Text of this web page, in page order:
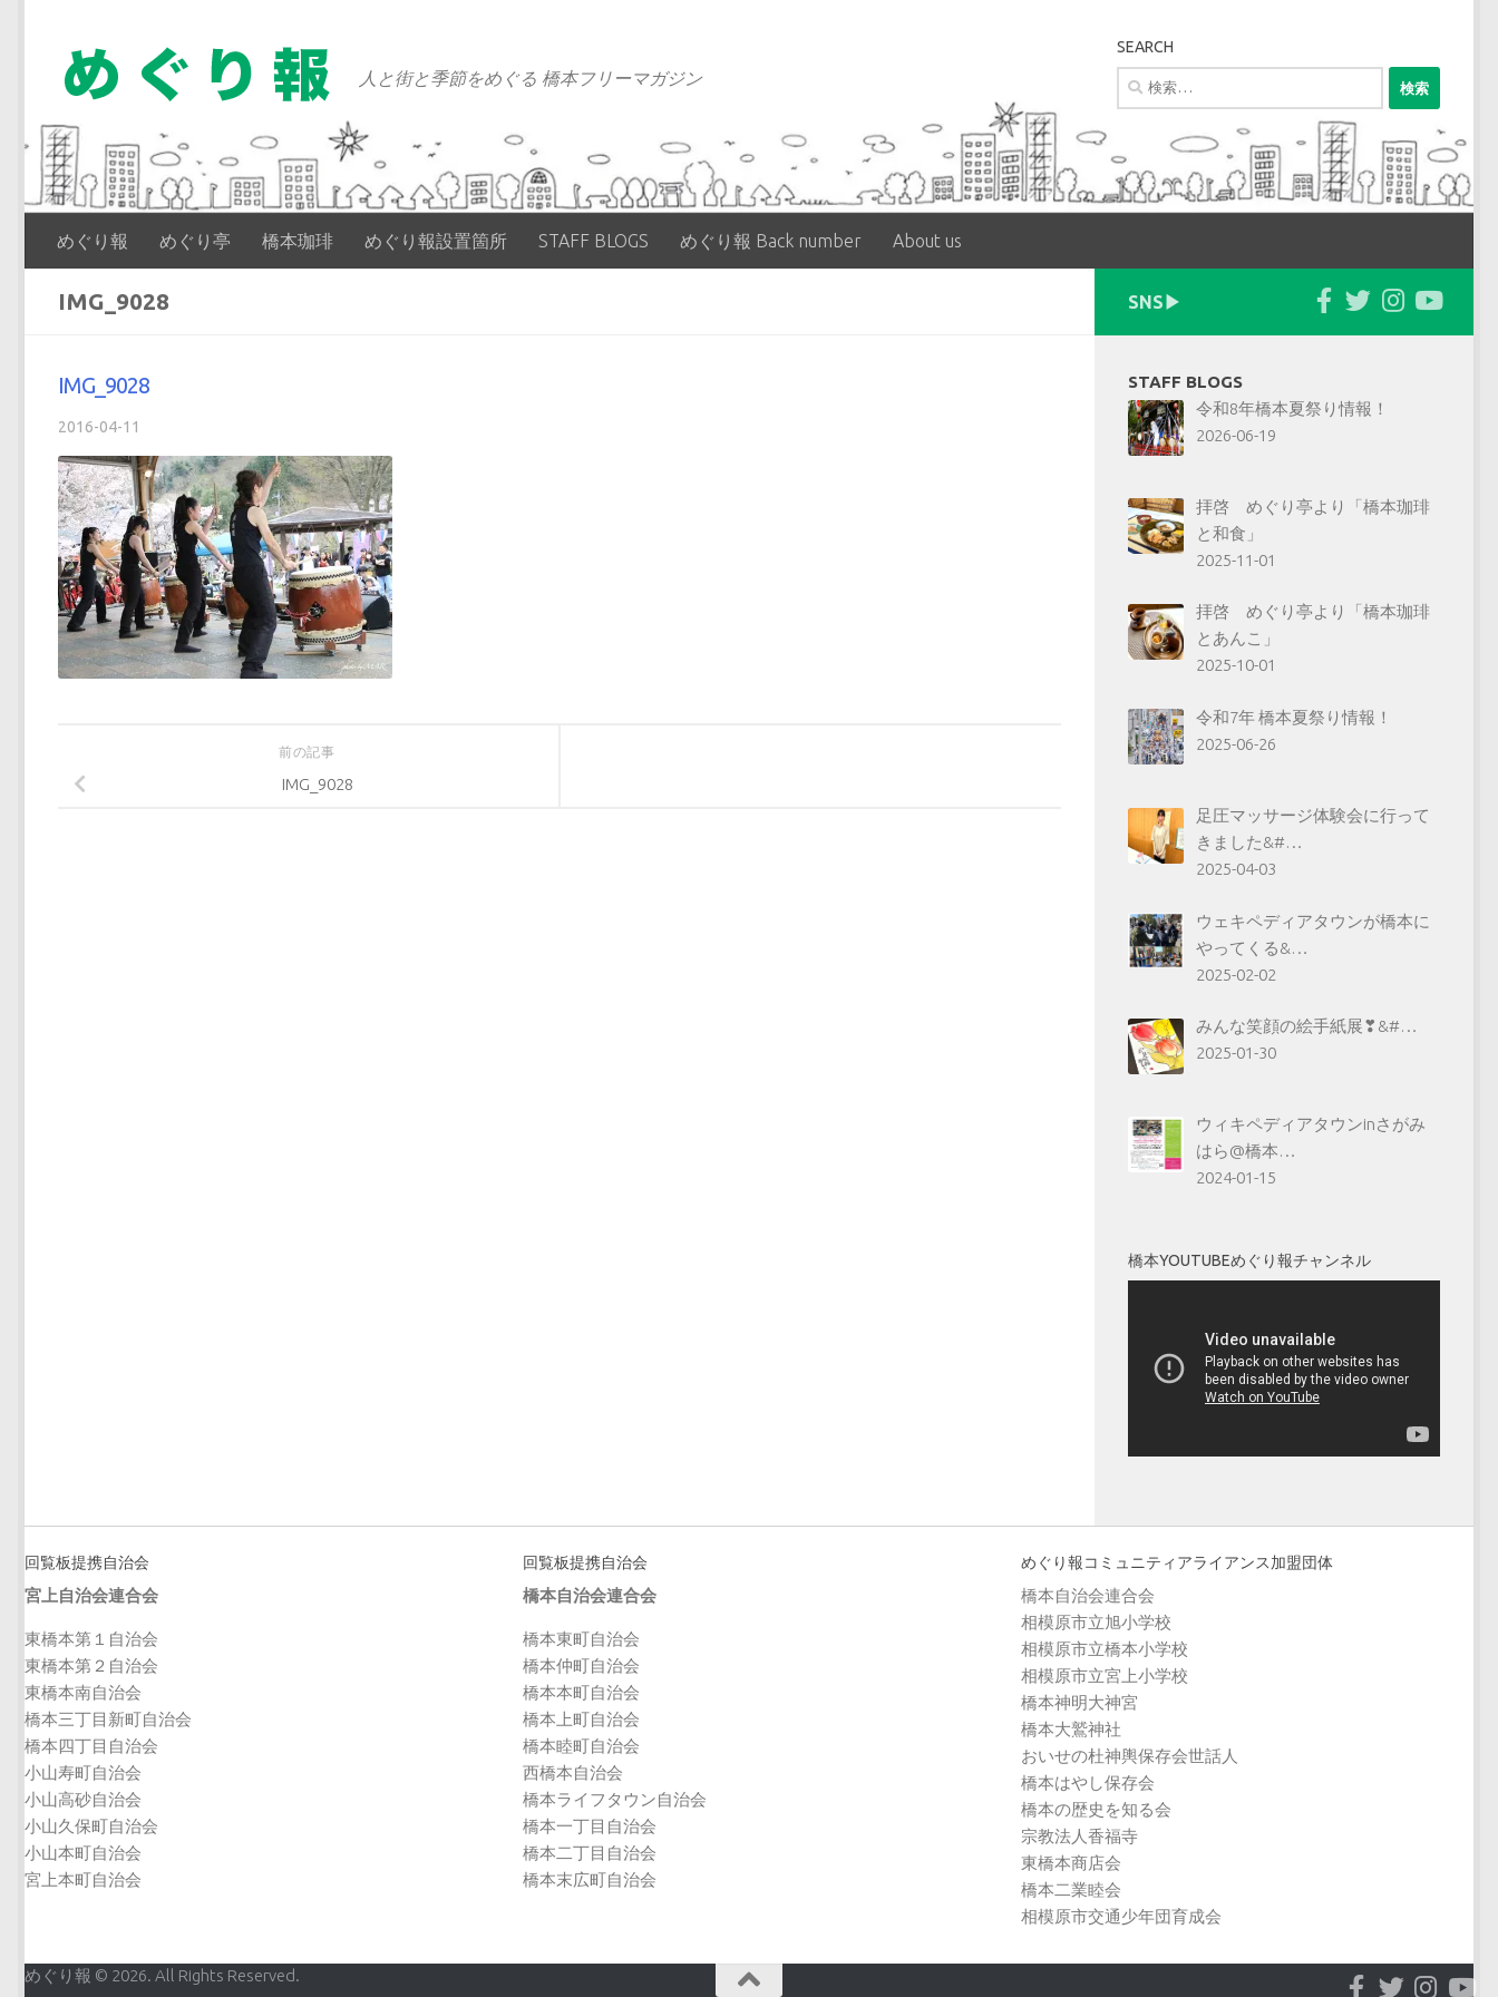
人と街と季節をめぐる 橋本フリーマガジン
SEARCH
検
索:
めぐり報 めぐり亭 橋本珈琲 めぐり報設置箇所 STAFF BLOGS めぐり報 Back number About us
IMG_9028
IMG_9028
2016-04-11
前の記事
IMG_9028
SNS▶︎
STAFF BLOGS
令和8年橋本夏祭り情報！
2026-06-19
拝啓 めぐり亭より「橋本珈琲
と和食」
2025-11-01
拝啓 めぐり亭より「橋本珈琲
とあんこ」
2025-10-01
令和7年 橋本夏祭り情報！
2025-06-26
足圧マッサージ体験会に行って
きました&#…
2025-04-03
ウェキペディアタウンが橋本に
やってくる&…
2025-02-02
みんな笑顔の絵手紙展❣&#…
2025-01-30
ウィキペディアタウンinさがみ
はら@橋本…
2024-01-15
橋本YOUTUBEめぐり報チャンネル
回覧板提携自治会
宮上自治会連合会
東橋本第１自治会
東橋本第２自治会
東橋本南自治会
橋本三丁目新町自治会
橋本四丁目自治会
小山寿町自治会
小山高砂自治会
小山久保町自治会
小山本町自治会
宮上本町自治会
回覧板提携自治会
橋本自治会連合会
橋本東町自治会
橋本仲町自治会
橋本本町自治会
橋本上町自治会
橋本睦町自治会
西橋本自治会
橋本ライフタウン自治会
橋本一丁目自治会
橋本二丁目自治会
橋本末広町自治会
めぐり報コミュニティアライアンス加盟団体
橋本自治会連合会
相模原市立旭小学校
相模原市立橋本小学校
相模原市立宮上小学校
橋本神明大神宮
橋本大鷲神社
おいせの杜神輿保存会世話人
橋本はやし保存会
橋本の歴史を知る会
宗教法人香福寺
東橋本商店会
橋本二業睦会
相模原市交通少年団育成会
めぐり報 © 2026. All Rights Reserved.